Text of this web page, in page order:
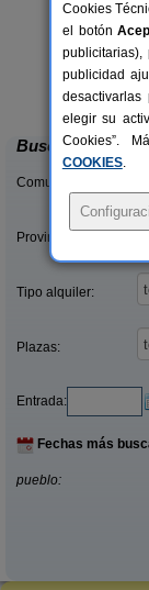
Buscar
Comunidades:
Provincias/Islas:
Tipo alquiler:
Plazas:
Entrada:
Fechas más
pueblo:
Cookies
el botón
publicidad
elegir su
Cookies”.
COOKIES.